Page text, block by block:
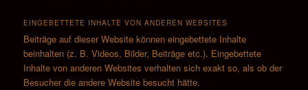
EINGEBETTETE INHALTE VON ANDEREN WEBSITES
Beiträge auf dieser Website können eingebettete Inhalte
beinhalten (z. B. Videos, Bilder, Beiträge etc.). Eingebettete
Inhalte von anderen Websites verhalten sich exakt so, als ob der
Besucher die andere Website besucht hätte.